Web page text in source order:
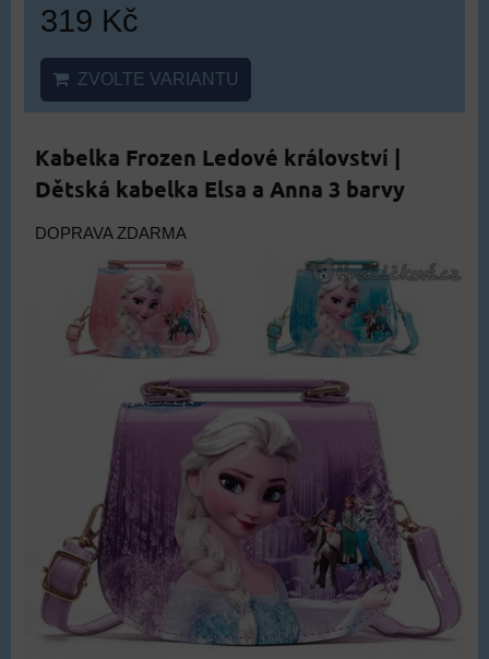
319 Kč
ZVOLTE VARIANTU
Kabelka Frozen Ledové království |
Dětská kabelka Elsa a Anna 3 barvy
DOPRAVA ZDARMA